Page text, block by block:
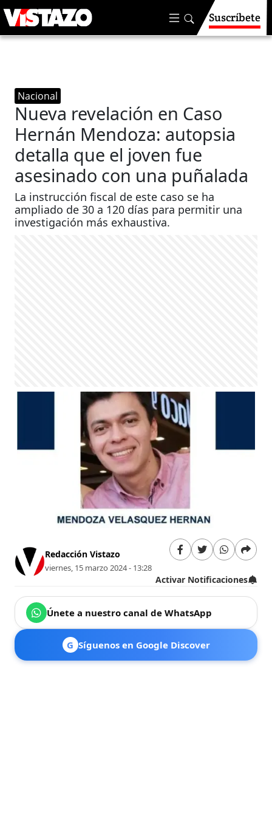
Suscríbete
Nacional
Nueva revelación en Caso
Hernán Mendoza: autopsia
detalla que el joven fue
asesinado con una puñalada
La instrucción fiscal de este caso se ha
ampliado de 30 a 120 días para permitir una
investigación más exhaustiva.
Redacción Vistazo
viernes, 15 marzo 2024 - 13:28
Activar Notificaciones
Únete a nuestro canal de WhatsApp
G Síguenos en Google Discover